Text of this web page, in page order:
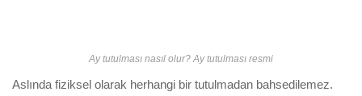
Ay tutulması nasıl olur? Ay tutulması resmi
Aslında fiziksel olarak herhangi bir tutulmadan bahsedilemez.